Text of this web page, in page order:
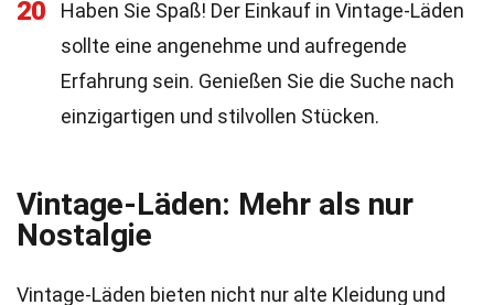
20
Haben Sie Spaß! Der Einkauf in Vintage-Läden
sollte eine angenehme und aufregende
Erfahrung sein. Genießen Sie die Suche nach
einzigartigen und stilvollen Stücken.
Vintage-Läden: Mehr als nur
Nostalgie
Vintage-Läden bieten nicht nur alte Kleidung und